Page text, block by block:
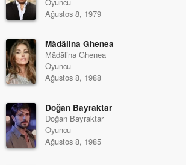
Oyuncu
Ağustos 8, 1979
Mãdãlina Ghenea
Mãdãlina Ghenea
Oyuncu
Ağustos 8, 1988
Doğan Bayraktar
Doğan Bayraktar
Oyuncu
Ağustos 8, 1985